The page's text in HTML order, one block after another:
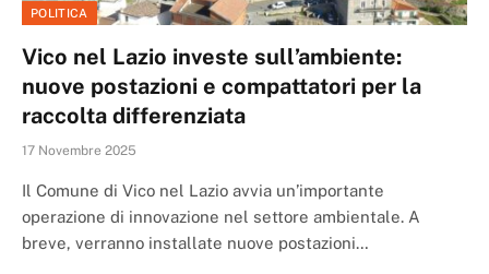
POLITICA
Vico nel Lazio investe sull’ambiente:
nuove postazioni e compattatori per la
raccolta differenziata
17 Novembre 2025
Il Comune di Vico nel Lazio avvia un’importante
operazione di innovazione nel settore ambientale. A
breve, verranno installate nuove postazioni…